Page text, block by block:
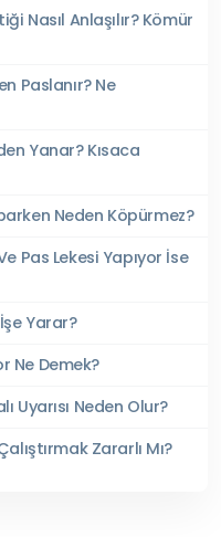
Nasıl Anlaşılır? Kömür
Paslanır? Ne
Yanar? Kısaca
Neden Köpürmez?
Pas Lekesi Yapıyor İse
Yarar?
Ne Demek?
Uyarısı Neden Olur?
Zararlı Mı?